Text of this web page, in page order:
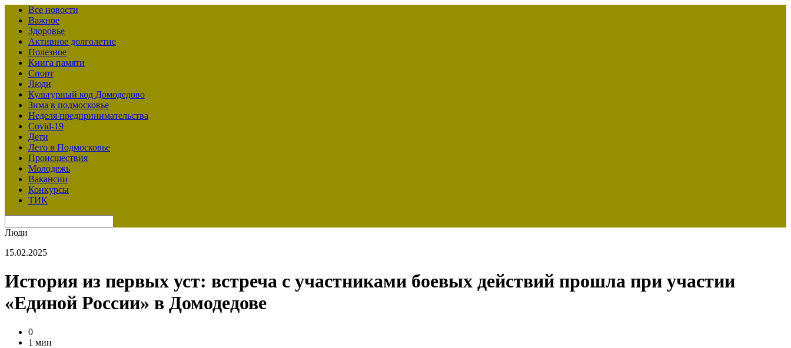
Все новости
Важное
Здоровье
Активное долголетие
Полезное
Книга памяти
Спорт
Люди
Культурный код Домодедово
Зима в подмосковье
Неделя предпринимательства
Covid-19
Дети
Лето в Подмосковье
Происшествия
Молодежь
Вакансии
Конкурсы
ТИК
Люди
15.02.2025
История из первых уст: встреча с участниками боевых действий прошла при участии
«Единой России» в Домодедове
0
1 мин